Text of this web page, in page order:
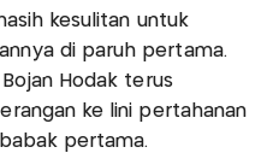
kesulitan untuk
di paruh pertama.
Hodak terus
ke lini pertahanan
pertama.